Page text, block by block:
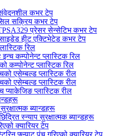
कभर टेप
सक्रिय कभर टेप
प्रेसर सेन्सेटिभ कभर टेप
हीट एक्टिभेटेड कभर टेप
रिल
इन्च कम्पोनेन्ट प्लास्टिक रिल
कम्पोनेन्ट प्लास्टिक रिल
एसेम्बल्ड प्लास्टिक रील
एसेम्बल्ड प्लास्टिक रील
प्याकेजिङ प्लास्टिक रील
ब्यान्डहरू
स्न्याप सुरक्षात्मक ब्यान्डहरू
क्यारियर टेप
फ्ल्याट पंच गरिएको क्यारियर टेप